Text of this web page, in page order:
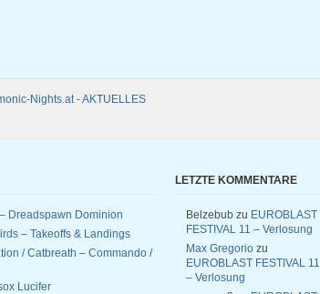
Dreadspawn Dominion
– Takeoffs & Landings
/ Catbreath – Commando /
Lucifer
LETZTE KOMMENTARE
Belzebub zu EUROBLAST
FESTIVAL 11 – Verlosung
Max Gregorio zu
EUROBLAST FESTIVAL 11
– Verlosung